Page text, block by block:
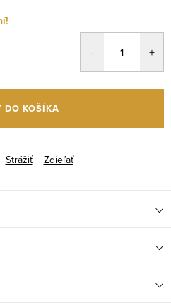
DO KOŠÍKA
Strážiť Zdieľať